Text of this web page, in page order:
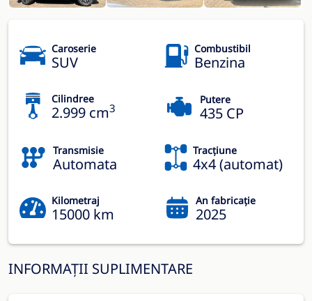
Caroserie
SUV
Combustibil
Benzina
Cilindree
2.999 cm3
Putere
435 CP
Transmisie
Automata
Tracțiune
4x4 (automat)
Kilometraj
15000 km
An fabricație
2025
INFORMAȚII SUPLIMENTARE